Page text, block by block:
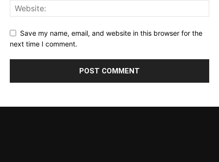
Save my name, email, and website in this browser for the
next time I comment.